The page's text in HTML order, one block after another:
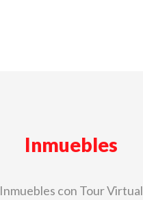
Inmuebles
Inmuebles con Tour Virtual